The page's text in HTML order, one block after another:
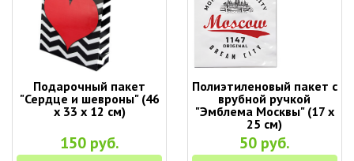
Подарочный пакет
"Сердце и шевроны" (46
х 33 х 12 см)
150 руб.
Полиэтиленовый пакет с
врубной ручкой
"Эмблема Москвы" (17 х
25 см)
50 руб.